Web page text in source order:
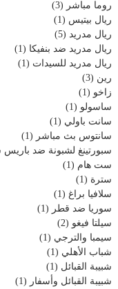
روما مباشر (3)
ريال بيتيس (1)
ريال مدريد (5)
ريال مدريد ضد بنفيكا (1)
ريال مدريد للسيدات (1)
رين (3)
زاخو (1)
ساسولو (1)
سانت باولي (1)
سانتوس بث مباشر (1)
سبورتينغ لشبونة ضد
ست هام (1)
سترة (1)
سلافيا براغ (1)
سوريا ضد قطر (1)
سيلتا فيغو (2)
سيمبا والترجي (1)
شباب الأهلي (1)
شبيبة القبائل (1)
شبيبة القبائل وأسفار (1)